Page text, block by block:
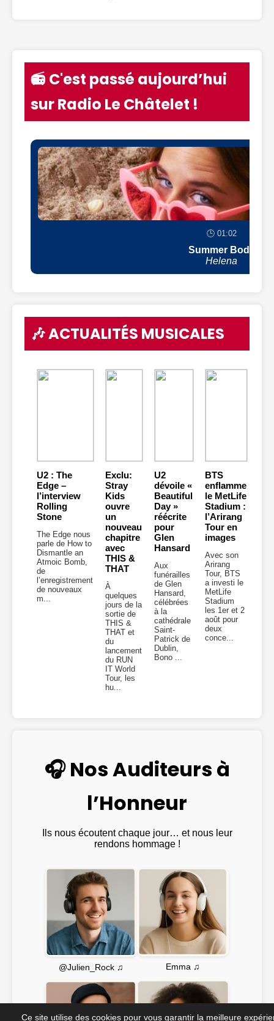
📻 C'est passé aujourd’hui
sur Radio Le Châtelet !
🕒 01:02
Summer Body
Helena
🎶 ACTUALITÉS MUSICALES
U2 : The
Edge –
l’interview
Rolling
Stone
The Edge nous
parle de How to
Dismantle an
Atmoic Bomb,
de
l’enregistrement
de nouveaux
m...
Exclu:
Stray
Kids
ouvre
un
nouveau
chapitre
avec
THIS &
THAT
À
quelques
jours de la
sortie de
THIS &
THAT et
du
lancement
du RUN
IT World
Tour, les
hu...
U2
dévoile «
Beautiful
Day »
réécrite
pour
Glen
Hansard
Aux
funérailles
de Glen
Hansard,
célébrées
à la
cathédrale
Saint-
Patrick de
Dublin,
Bono ...
BTS
enflamme
le MetLife
Stadium :
l’Arirang
Tour en
images
Avec son
Arirang
Tour, BTS
a investi le
MetLife
Stadium
les 1er et 2
août pour
deux
conce...
🎧 Nos Auditeurs à
l’Honneur
Ils nous écoutent chaque jour… et nous leur
rendons hommage !
@Julien_Rock ♫ Emma ♫
Ce site utilise des cookies pour vous garantir la meilleure